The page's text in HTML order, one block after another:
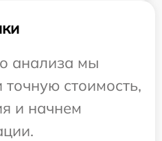
анализа мы
стоимость,
и начнем